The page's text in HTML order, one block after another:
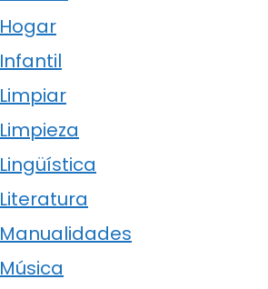
Hogar
Infantil
Limpiar
Limpieza
Lingüística
Literatura
Manualidades
Música